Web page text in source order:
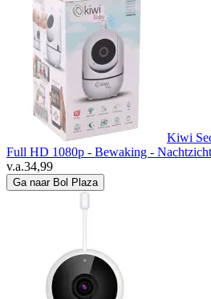
Kiwi
Full HD 1080p - Bewaking -
v.a.34,99
Ga naar Bol Plaza